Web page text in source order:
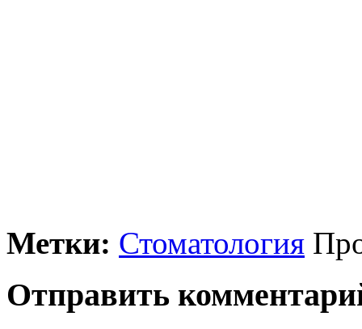
Метки: Стоматология
Отправить